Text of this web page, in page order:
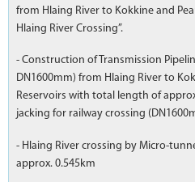
from Hlaing River to Kokkine and
Hlaing River Crossing”.
- Construction of Transmission
DN1600mm) from Hlaing River to
Reservoirs with total length of
jacking for railway crossing
- Hlaing River crossing by Micro-
approx. 0.545km